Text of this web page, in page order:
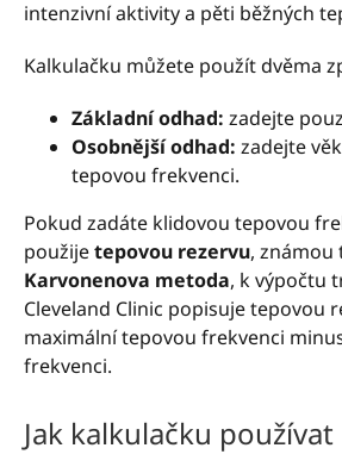
intenzivní aktivity a pěti běžných
Kalkulačku můžete použít dvěma
Základní odhad: zadejte
Osobnější odhad: zadejte
tepovou frekvenci.
Pokud zadáte klidovou tepovou
použijetepovou rezervu, známou
Karvonenova metoda, k výpočtu
Cleveland Clinic popisuje tepovou
maximální tepovou frekvenci
frekvenci.
Jak kalkulačku používat